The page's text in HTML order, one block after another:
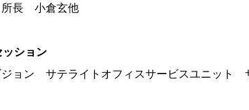
所長 小倉玄他
ション
ジョン サテライトオフィスサービスユニッ